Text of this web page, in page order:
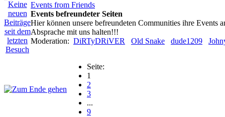
Events from Friends
Events befreundeter Seiten
Hier können unsere befreundeten Communities ihre Events
Absprache mit uns halten!!!
Moderation: DiRTyDRiVER Old Snake dude1209
Seite:
1
2
3
...
9